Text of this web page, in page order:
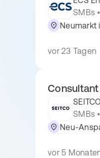
SMBs
Neumarkt
vor 23 Tagen
SMBs
Neu-
vor 5